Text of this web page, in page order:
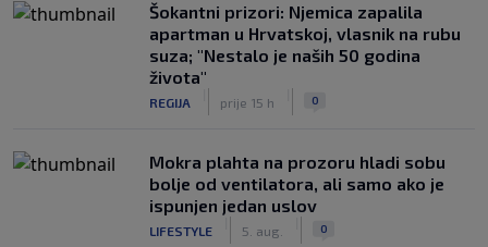
Šokantni prizori: Njemica zapalila
apartman u Hrvatskoj, vlasnik na rubu
suza; "Nestalo je naših 50 godina
života"
REGIJA prije 15 h 0
Mokra plahta na prozoru hladi sobu
bolje od ventilatora, ali samo ako je
ispunjen jedan uslov
LIFESTYLE 5. aug. 0